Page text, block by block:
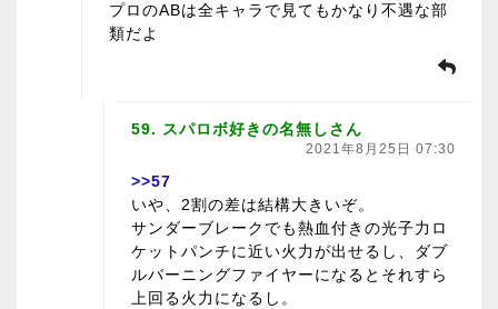
プロのABは全キャラで見てもかなり不遇な部
類だよ
59. スパロボ好きの名無しさん
2021年8月25日 07:30
>>57
いや、2割の差は結構大きいぞ。
サンダーブレークでも熱血付きの光子力ロ
ケットパンチに近い火力が出せるし、ダブ
ルバーニングファイヤーになるとそれすら
上回る火力になるし。